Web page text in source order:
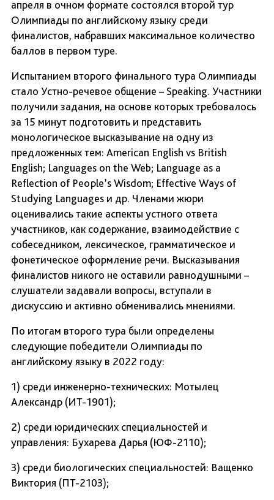
апреля в очном формате состоялся второй тур
Олимпиады по английскому языку среди
финалистов, набравших максимальное количество
баллов в первом туре.
Испытанием второго финального тура Олимпиады
стало Устно-речевое общение – Speaking. Участники
получили задания, на основе которых требовалось
за 15 минут подготовить и представить
монологическое высказывание на одну из
предложенных тем: American English vs British
English; Languages on the Web; Language as a
Reflection of People’s Wisdom; Effective Ways of
Studying Languages и др. Членами жюри
оценивались такие аспекты устного ответа
участников, как содержание, взаимодействие с
собеседником, лексическое, грамматическое и
фонетическое оформление речи. Высказывания
финалистов никого не оставили равнодушными –
слушатели задавали вопросы, вступали в
дискуссию и активно обменивались мнениями.
По итогам второго тура были определены
следующие победители Олимпиады по
английскому языку в 2022 году:
1) среди инженерно-технических: Мотылец
Александр (ИТ-1901);
2) среди юридических специальностей и
управления: Бухарева Дарья (ЮФ-2110);
3) среди биологических специальностей: Ващенко
Виктория (ПТ-2103);